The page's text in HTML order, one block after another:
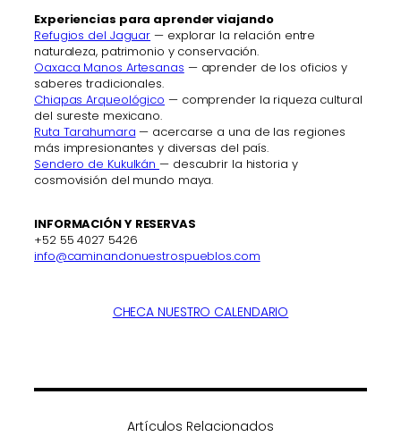
Experiencias para aprender viajando
Refugios del Jaguar — explorar la relación entre
naturaleza, patrimonio y conservación.
Oaxaca Manos Artesanas — aprender de los oficios y
saberes tradicionales.
Chiapas Arqueológico — comprender la riqueza cultural
del sureste mexicano.
Ruta Tarahumara — acercarse a una de las regiones
más impresionantes y diversas del país.
Sendero de Kukulkán — descubrir la historia y
cosmovisión del mundo maya.
INFORMACIÓN Y RESERVAS
+52 55 4027 5426
info@caminandonuestrospueblos.com
CHECA NUESTRO CALENDARIO
Artículos Relacionados